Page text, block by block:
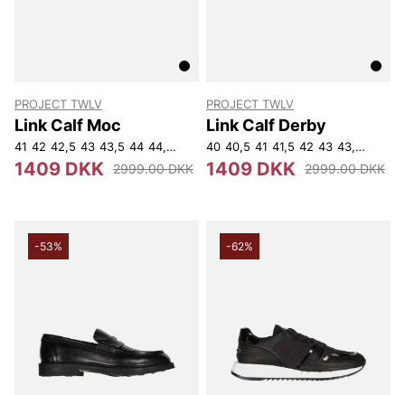
PROJECT TWLV
Link Calf Moc
41 42 42,5 43 43,5 44 44,5 45,5 46
1409 DKK 2999.00 DKK
PROJECT TWLV
Link Calf Derby
40 40,5 41 41,5 42 43 43,5
1409 DKK 2999.00 DKK
-53% -62%